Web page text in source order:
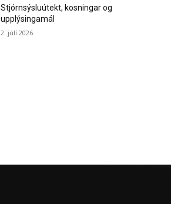
Stjórnsýsluútekt, kosningar og
upplýsingamál
2. júlí 2026